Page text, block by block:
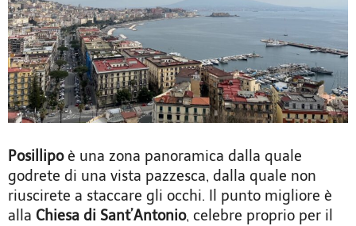
Posillipoè una zona panoramica dalla quale
godrete di una vista pazzesca, dalla quale non
riuscirete a staccare gli occhi. Il punto migliore è
alla Chiesa di Sant’Antonio, celebre proprio per il